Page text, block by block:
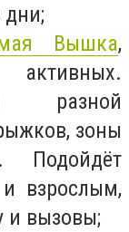
Вышка,
разной
зоны
Подойдёт
взрослым,
и вызовы;